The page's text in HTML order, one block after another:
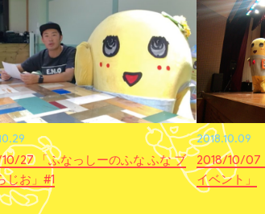
27 「ふなっしーのふな ふな ブ
じお」#1
2018.10.09
2018/10/07
イベント」